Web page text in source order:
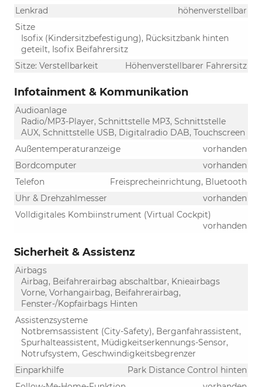
Lenkrad
höhenverstellbar
Sitze
Isofix (Kindersitzbefestigung), Rücksitzbank hinten
geteilt, Isofix Beifahrersitz
Sitze: Verstellbarkeit
Höhenverstellbarer Fahrersitz
Infotainment & Kommunikation
Audioanlage
Radio/MP3-Player, Schnittstelle MP3, Schnittstelle
AUX, Schnittstelle USB, Digitalradio DAB, Touchscreen
Außentemperaturanzeige
vorhanden
Bordcomputer
vorhanden
Telefon
Freisprecheinrichtung, Bluetooth
Uhr & Drehzahlmesser
vorhanden
Volldigitales Kombiinstrument (Virtual Cockpit)
vorhanden
Sicherheit & Assistenz
Airbags
Airbag, Beifahrerairbag abschaltbar, Knieairbags
Vorne, Vorhangairbag, Beifahrerairbag,
Fenster-/Kopfairbags Hinten
Assistenzsysteme
Notbremsassistent (City-Safety), Berganfahrassistent,
Spurhalteassistent, Müdigkeitserkennungs-Sensor,
Notrufsystem, Geschwindigkeitsbegrenzer
Einparkhilfe
Park Distance Control hinten